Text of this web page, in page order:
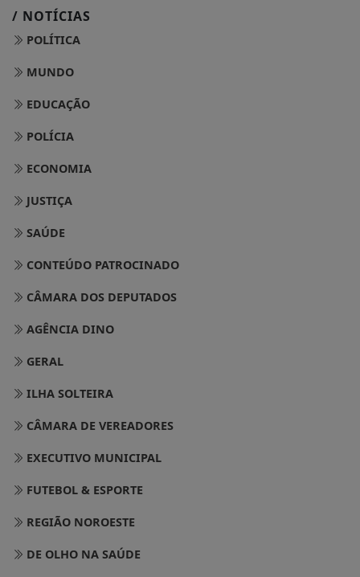
/ NOTÍCIAS
POLÍTICA
MUNDO
EDUCAÇÃO
POLÍCIA
ECONOMIA
JUSTIÇA
SAÚDE
CONTEÚDO PATROCINADO
CÂMARA DOS DEPUTADOS
AGÊNCIA DINO
GERAL
ILHA SOLTEIRA
CÂMARA DE VEREADORES
EXECUTIVO MUNICIPAL
FUTEBOL & ESPORTE
REGIÃO NOROESTE
DE OLHO NA SAÚDE